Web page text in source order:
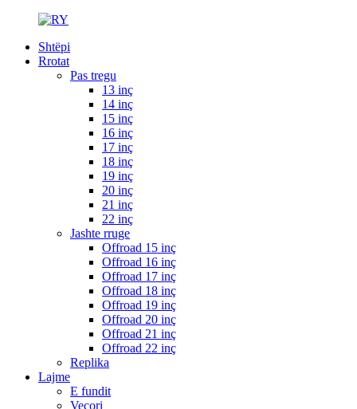
Shtëpi
Rrotat
Pas tregu
13 inç
14 inç
15 inç
16 inç
17 inç
18 inç
19 inç
20 inç
21 inç
22 inç
Jashte rruge
Offroad 15 inç
Offroad 16 inç
Offroad 17 inç
Offroad 18 inç
Offroad 19 inç
Offroad 20 inç
Offroad 21 inç
Offroad 22 inç
Replika
Lajme
E fundit
Veçori